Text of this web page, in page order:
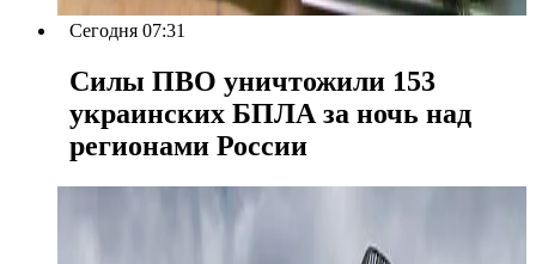
Сегодня 07:31
Силы ПВО уничтожили 153
украинских БПЛА за ночь над
регионами России